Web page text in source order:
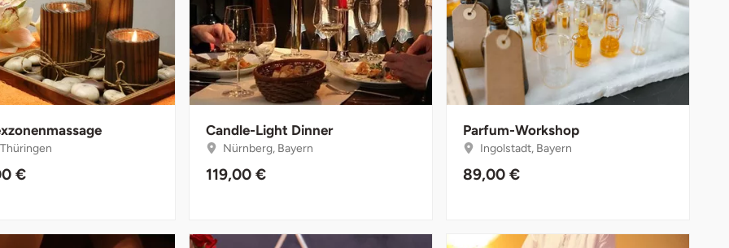
€
Candle-Light Dinner
Nürnberg, Bayern
119,00 €
Parfum-Workshop
Ingolstadt, Bayern
89,00 €